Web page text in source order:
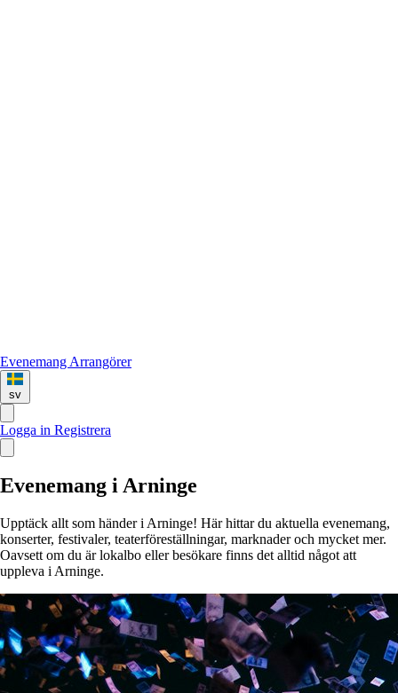
Evenemang Arrangörer
sv
Logga in Registrera
Evenemang i Arninge
Upptäck allt som händer i Arninge! Här hittar du aktuella evenemang,
konserter, festivaler, teaterföreställningar, marknader och mycket mer.
Oavsett om du är lokalbo eller besökare finns det alltid något att
uppleva i Arninge.